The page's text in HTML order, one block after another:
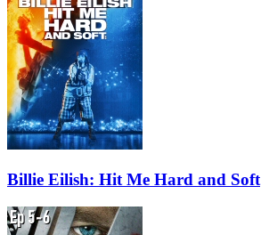
Billie Eilish: Hit Me Hard and Soft